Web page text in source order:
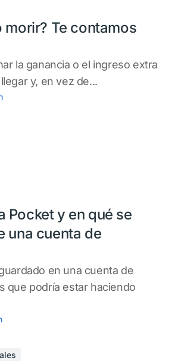
morir? Te contamos
la ganancia o el ingreso extra
y, en vez de...
Pocket y en qué se
una cuenta de
en una cuenta de
que podría estar haciendo